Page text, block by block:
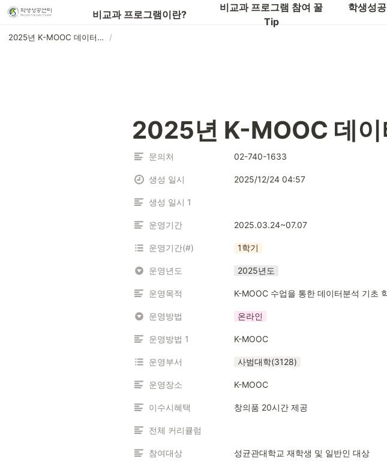
비교과 프로그램이란?
비교과 프로그램 참여 꿀
Tip
학생성
2025년 K-MOOC 데이터분석기초 /
2025년 K-MOOC 데이
문의처 02-740-1633
생성 일시 2025/12/24 04:57
생성 일시 1
운영기간 2025.03.24~07.07
운영기간(#) 1학기
운영년도 2025년도
운영목적 K-MOOC 수업을 통한 데이터분석 기초
운영방법 온라인
운영방법 1 K-MOOC
운영부서 사범대학(3128)
운영장소 K-MOOC
이수시혜택 창의품 20시간 제공
전체 커리큘럼
참여대상 성균관대학교 재학생 및 일반인 대상